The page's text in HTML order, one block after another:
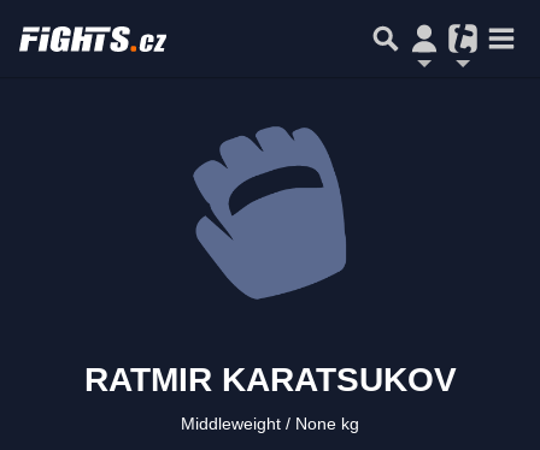
RATMIR KARATSUKOV
Middleweight None kg